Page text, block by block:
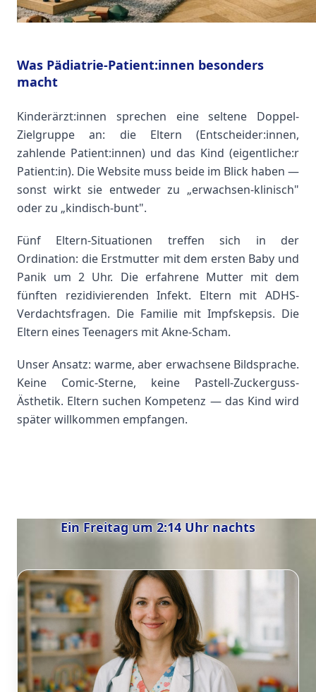
Was Pädiatrie-Patient:innen besonders
macht
Kinderärzt:innen sprechen eine seltene Doppel-
Zielgruppe an: die Eltern (Entscheider:innen,
zahlende Patient:innen) und das Kind (eigentliche:r
Patient:in). Die Website muss beide im Blick haben —
sonst wirkt sie entweder zu „erwachsen-klinisch"
oder zu „kindisch-bunt".
Fünf Eltern-Situationen treffen sich in der
Ordination: die Erstmutter mit dem ersten Baby und
Panik um 2 Uhr. Die erfahrene Mutter mit dem
fünften rezidivierenden Infekt. Eltern mit ADHS-
Verdachtsfragen. Die Familie mit Impfskepsis. Die
Eltern eines Teenagers mit Akne-Scham.
Unser Ansatz: warme, aber erwachsene Bildsprache.
Keine Comic-Sterne, keine Pastell-Zuckerguss-
Ästhetik. Eltern suchen Kompetenz — das Kind wird
später willkommen empfangen.
Ein Freitag um 2:14 Uhr nachts